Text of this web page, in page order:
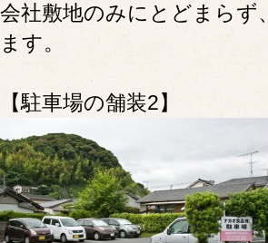
会社敷地のみにとどまらず
ます。
【駐車場の舗装2】